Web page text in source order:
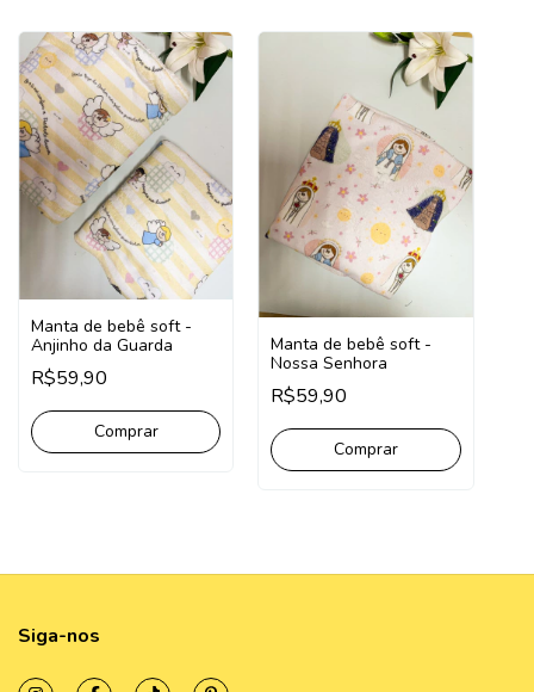
Manta de bebê soft -
Anjinho da Guarda
R$59,90
Manta de bebê soft -
Nossa Senhora
R$59,90
Siga-nos